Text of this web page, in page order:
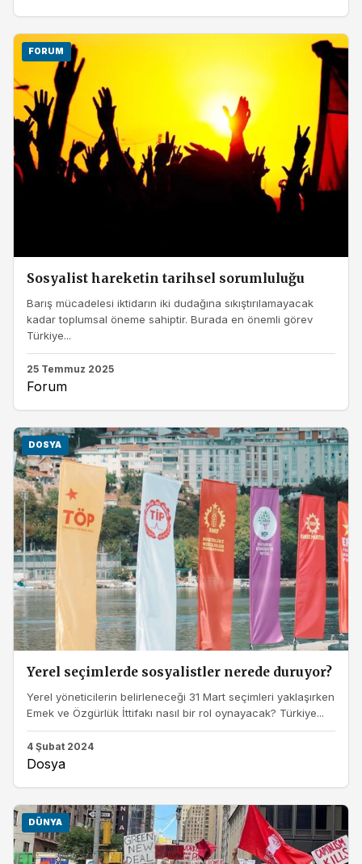
FORUM
Sosyalist hareketin tarihsel sorumluluğu
Barış mücadelesi iktidarın iki dudağına sıkıştırılamayacak
kadar toplumsal öneme sahiptir. Burada en önemli görev
Türkiye...
25 Temmuz 2025
Forum
DOSYA
Yerel seçimlerde sosyalistler nerede duruyor?
Yerel yöneticilerin belirleneceği 31 Mart seçimleri yaklaşırken
Emek ve Özgürlük İttifakı nasıl bir rol oynayacak? Türkiye...
4 Şubat 2024
Dosya
DÜNYA